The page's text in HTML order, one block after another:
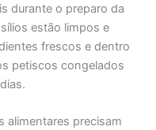
durante o preparo da
estão limpos e
frescos e dentro
petiscos congelados
alimentares precisam